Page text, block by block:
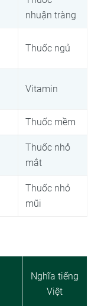
nhuận tràng
Thuốc ngủ
Vitamin
Thuốc mềm
Thuốc nhỏ
mắt
Thuốc nhỏ
mũi
Nghĩa tiếng
Việt